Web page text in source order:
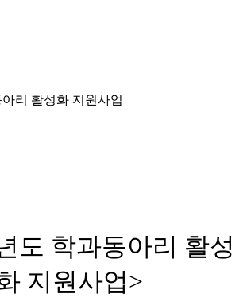
리 활성화 지원사업
도 학과동아리 활성
지원사업>